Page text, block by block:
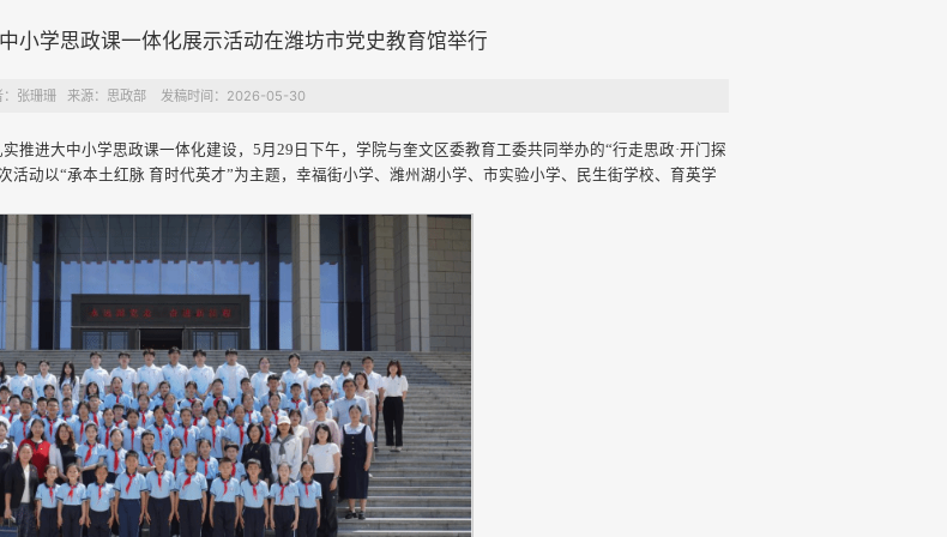
小学思政课一体化展示活动在潍坊市党史教育馆举行
：张珊珊 来源：思政部 发稿时间：2026-05-30
推进大中小学思政课一体化建设，5月29日下午，学院与奎文区委教育工委共同举办的“行走思政·开门探
动以“承本土红脉 育时代英才”为主题，幸福街小学、潍州湖小学、市实验小学、民生街学校、育英学